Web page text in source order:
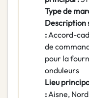
Type de
Description
:Accord-
de
pour la
onduleurs
Lieu
:Aisne, Nord